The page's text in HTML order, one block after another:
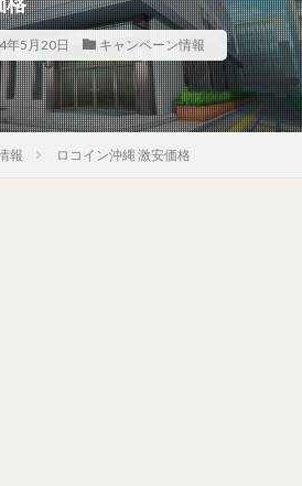
年5月20日 キャンペーン情報
報 ロコイン沖縄 激安価格